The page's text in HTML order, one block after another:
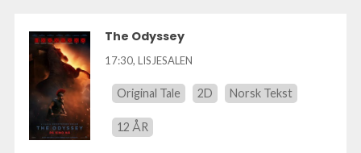
The Odyssey
17:30, LISJESALEN
Original Tale 2D Norsk Tekst
12 ÅR